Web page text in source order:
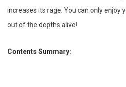
increases its rage. You can only enjoy
out of the depths alive!
Contents Summary: